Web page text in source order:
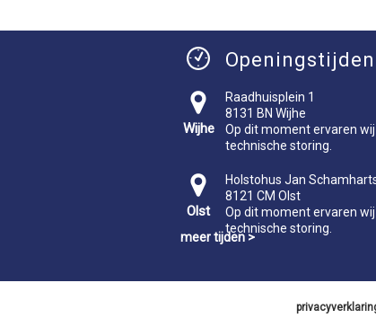
Wijhe
Raadhuisplein 1
8131 BN Wijhe
Op dit moment ervaren
technische storing.
Olst
Holstohus Jan
8121 CM Olst
Op dit moment ervaren
technische storing.
meer tijden >